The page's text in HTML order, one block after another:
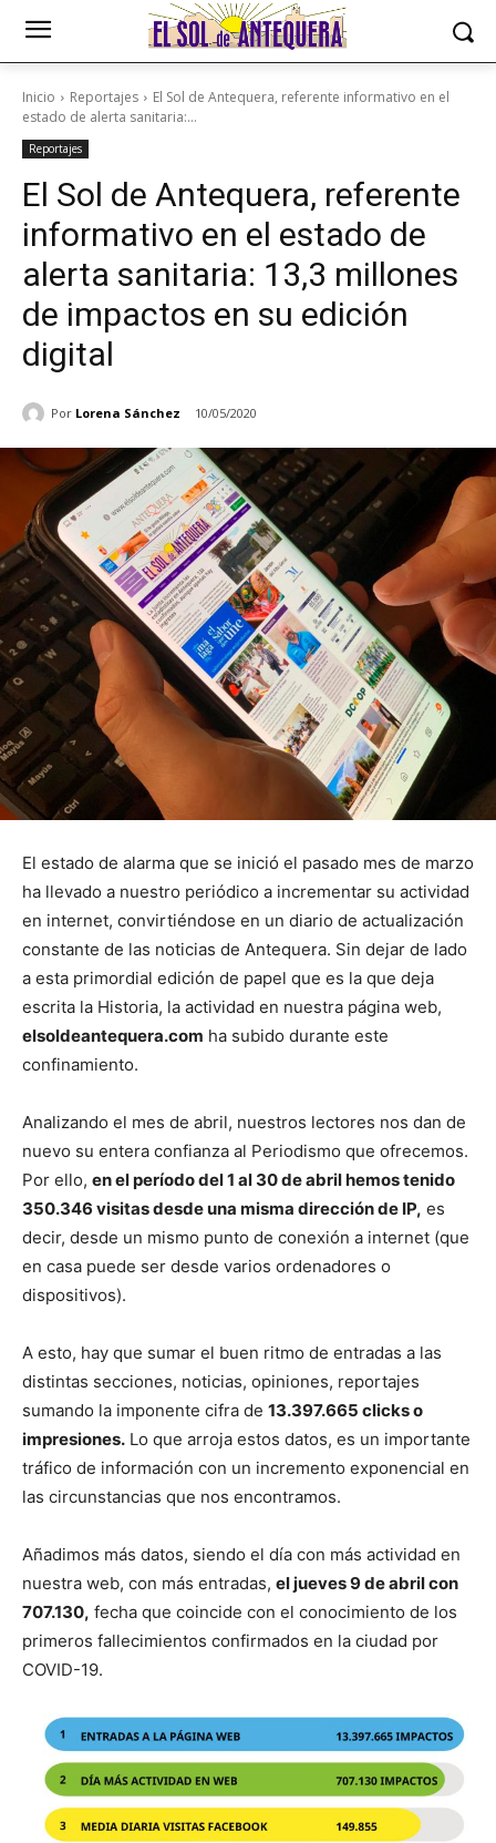
Inicio Reportajes
El Sol de Antequera, referente informativo en el
estado de alerta sanitaria:...
Reportajes
El Sol de Antequera, referente
informativo en el estado de
alerta sanitaria: 13,3 millones
de impactos en su edición
digital
Por Lorena Sánchez 10/05/2020
El estado de alarma que se inició el pasado mes de marzo
ha llevado a nuestro periódico a incrementar su actividad
en internet, convirtiéndose en un diario de actualización
constante de las noticias de Antequera. Sin dejar de lado
a esta primordial edición de papel que es la que deja
escrita la Historia, la actividad en nuestra página web,
elsoldeantequera.com ha subido durante este
confinamiento.
Analizando el mes de abril, nuestros lectores nos dan de
nuevo su entera confianza al Periodismo que ofrecemos.
Por ello, en el período del 1 al 30 de abril hemos tenido
350.346 visitas desde una misma dirección de IP, es
decir, desde un mismo punto de conexión a internet (que
en casa puede ser desde varios ordenadores o
dispositivos).
A esto, hay que sumar el buen ritmo de entradas a las
distintas secciones, noticias, opiniones, reportajes
sumando la imponente cifra de 13.397.665 clicks o
impresiones. Lo que arroja estos datos, es un importante
tráfico de información con un incremento exponencial en
las circunstancias que nos encontramos.
Añadimos más datos, siendo el día con más actividad en
nuestra web, con más entradas, el jueves 9 de abril con
707.130, fecha que coincide con el conocimiento de los
primeros fallecimientos confirmados en la ciudad por
COVID-19.